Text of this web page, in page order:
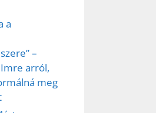
a
–
arról,
meg